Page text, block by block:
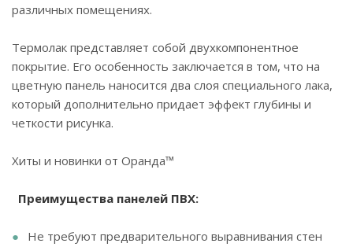
различных помещениях.
Термолак представляет собой двухкомпонентное
покрытие. Его особенность заключается в том, что на
цветную панель наносится два слоя специального лака,
который дополнительно придает эффект глубины и
четкости рисунка.
Хиты и новинки от Оранда™
Преимущества панелей ПВХ:
Не требуют предварительного выравнивания стен